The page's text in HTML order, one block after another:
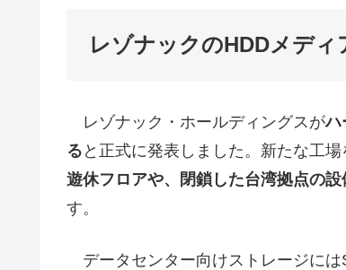
レゾナックのHDDメディ
レゾナック・ホールディングスがハ
る と正式に発表しました。新たな工
遊休フロアや、閉鎖した台湾拠点の設
す。
データセンター向けストレージに